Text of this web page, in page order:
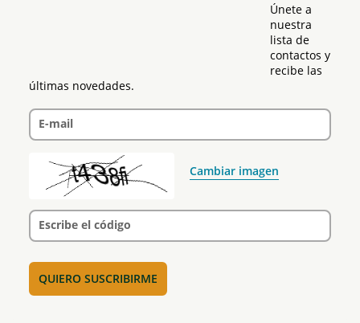
Únete a
nuestra
lista de
contactos y
recibe las
últimas novedades.
E-mail
Cambiar imagen
Escribe el código